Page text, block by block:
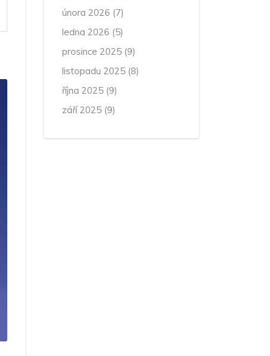
února 2026 (7)
ledna 2026 (5)
prosince 2025 (9)
listopadu 2025 (8)
října 2025 (9)
září 2025 (9)